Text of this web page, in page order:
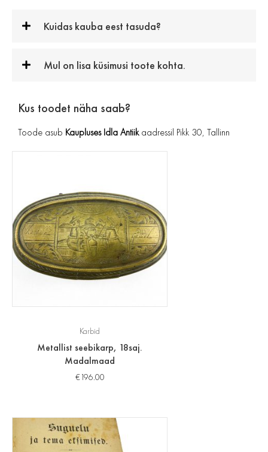
Kuidas kauba eest tasuda?
Mul on lisa küsimusi toote kohta.
Kus toodet näha saab?
Toode asub Kaupluses Idla Antiikaadressil Pikk 30, Tallinn
Karbid
Metallist seebikarp, 18saj.
Madalmaad
€196.00